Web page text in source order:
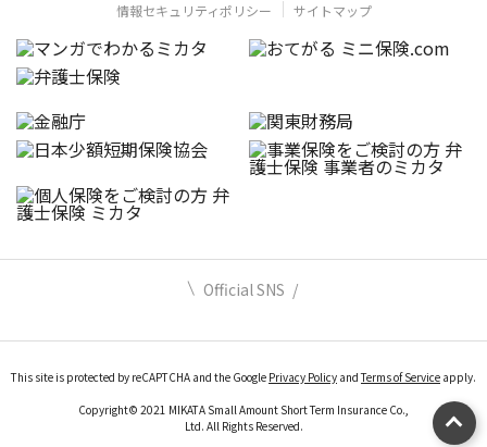
情報セキュリティポリシー
サイトマップ
Official SNS
This site is protected by reCAPTCHA and the Google Privacy Policy andTerms of Service apply.
Copyright© 2021 MIKATA Small Amount Short Term Insurance Co.,
Ltd. All Rights Reserved.